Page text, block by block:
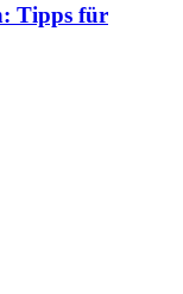
Tipps für